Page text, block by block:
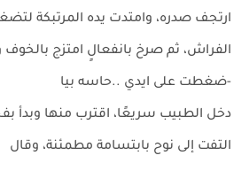
ارتجف صدره، وامتدت يده المرتبكة
الفراش، ثم صرخ بانفعالٍ امتزج بالخوف
-ضغطت على ايدي ..حاسه بيا
دخل الطبيب سريعًا، اقترب منها وبدأ
التفت إلى نوح بابتسامة مطمئنة، وقال